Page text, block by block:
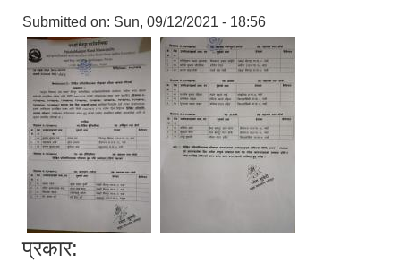
Submitted on: Sun, 09/12/2021 - 18:56
प्रकार: